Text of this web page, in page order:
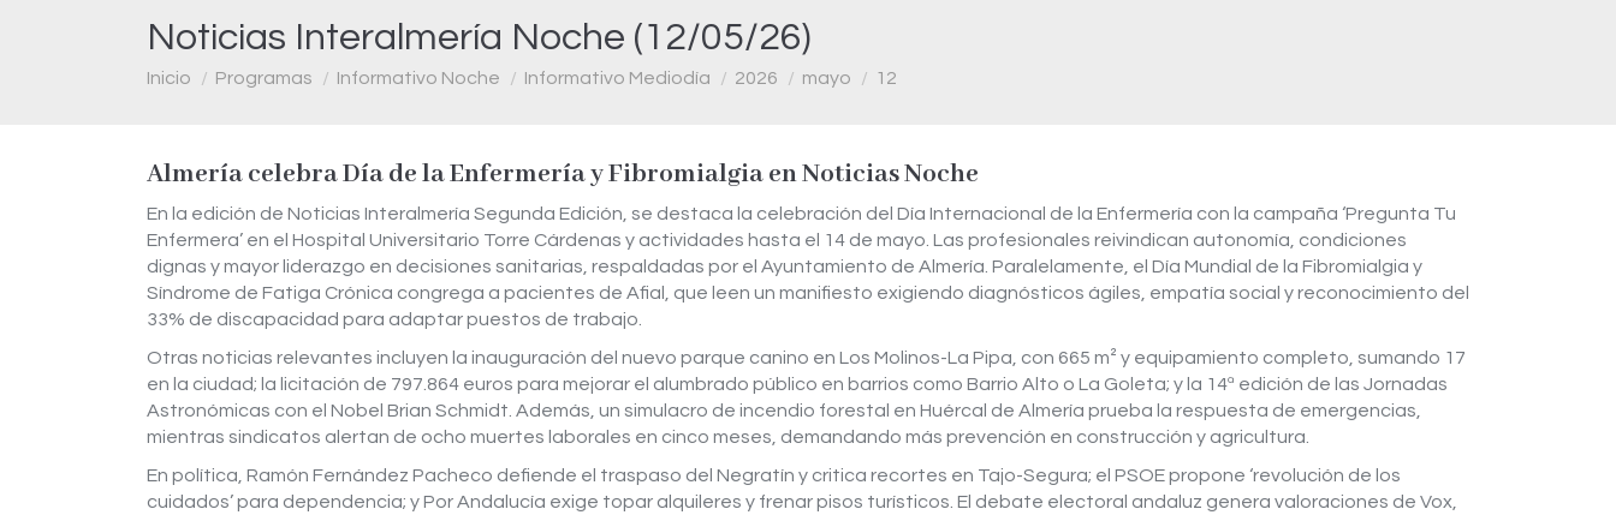
Noticias Interalmería Noche (12/05/26)
Estás aquí:
Inicio Programas Informativo Noche Informativo Mediodía 2026 mayo 12
Almería celebra Día de la Enfermería y Fibromialgia en Noticias Noche
En la edición de Noticias Interalmería Segunda Edición, se destaca la celebración del Día Internacional de la Enfermería con la campaña ‘Pregunta Tu
Enfermera’ en el Hospital Universitario Torre Cárdenas y actividades hasta el 14 de mayo. Las profesionales reivindican autonomía, condiciones
dignas y mayor liderazgo en decisiones sanitarias, respaldadas por el Ayuntamiento de Almería. Paralelamente, el Día Mundial de la Fibromialgia y
Síndrome de Fatiga Crónica congrega a pacientes de Afial, que leen un manifiesto exigiendo diagnósticos ágiles, empatía social y reconocimiento del
33% de discapacidad para adaptar puestos de trabajo.
Otras noticias relevantes incluyen la inauguración del nuevo parque canino en Los Molinos-La Pipa, con 665 m² y equipamiento completo, sumando 17
en la ciudad; la licitación de 797.864 euros para mejorar el alumbrado público en barrios como Barrio Alto o La Goleta; y la 14ª edición de las Jornadas
Astronómicas con el Nobel Brian Schmidt. Además, un simulacro de incendio forestal en Huércal de Almería prueba la respuesta de emergencias,
mientras sindicatos alertan de ocho muertes laborales en cinco meses, demandando más prevención en construcción y agricultura.
En política, Ramón Fernández Pacheco defiende el traspaso del Negratín y critica recortes en Tajo-Segura; el PSOE propone ‘revolución de los
cuidados’ para dependencia; y Por Andalucía exige topar alquileres y frenar pisos turísticos. El debate electoral andaluz genera valoraciones de Vox,